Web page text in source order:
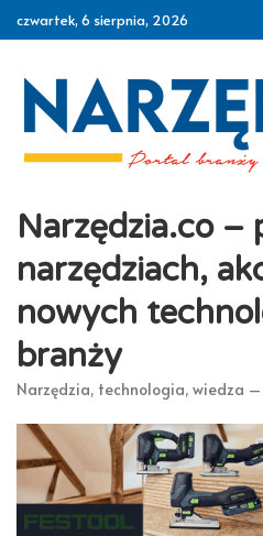
czwartek, 6 sierpnia, 2026
Narzędzia.co –
narzędziach,
nowych
branży
Narzędzia, technologia, wiedza